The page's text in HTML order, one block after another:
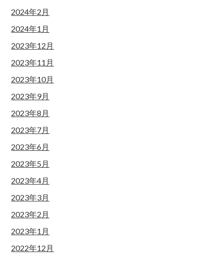
2024年2月
2024年1月
2023年12月
2023年11月
2023年10月
2023年9月
2023年8月
2023年7月
2023年6月
2023年5月
2023年4月
2023年3月
2023年2月
2023年1月
2022年12月